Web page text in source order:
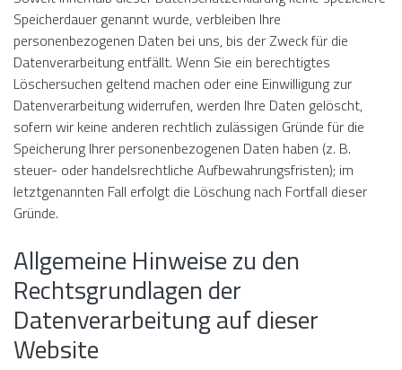
Speicherdauer genannt wurde, verbleiben Ihre
personenbezogenen Daten bei uns, bis der Zweck für die
Datenverarbeitung entfällt. Wenn Sie ein berechtigtes
Löschersuchen geltend machen oder eine Einwilligung zur
Datenverarbeitung widerrufen, werden Ihre Daten gelöscht,
sofern wir keine anderen rechtlich zulässigen Gründe für die
Speicherung Ihrer personenbezogenen Daten haben (z. B.
steuer- oder handelsrechtliche Aufbewahrungsfristen); im
letztgenannten Fall erfolgt die Löschung nach Fortfall dieser
Gründe.
Allgemeine Hinweise zu den
Rechtsgrundlagen der
Datenverarbeitung auf dieser
Website